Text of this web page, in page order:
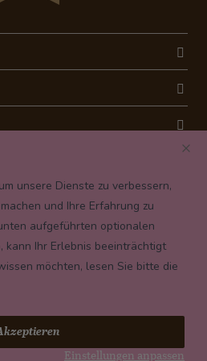
unsere Dienste zu verbessern,
und Ihre Erfahrung zu
aufgeführten optionalen
kann Ihr Erlebnis beeinträchtigt
möchten, lesen Sie bitte die
Einstellungen anpassen
Bachmann, Luzern
Impressum